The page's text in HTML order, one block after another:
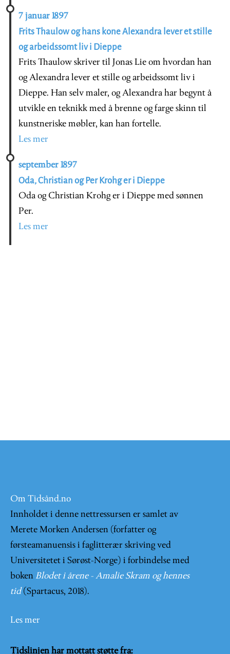
7 januar 1897
Frits Thaulow og hans kone Alexandra lever et stille
og arbeidssomt liv i Dieppe
Frits Thaulow skriver til Jonas Lie om hvordan han
og Alexandra lever et stille og arbeidssomt liv i
Dieppe. Han selv maler, og Alexandra har begynt å
utvikle en teknikk med å brenne og farge skinn til
kunstneriske møbler, kan han fortelle.
Les mer
september 1897
Oda, Christian og Per Krohg er i Dieppe
Oda og Christian Krohg er i Dieppe med sønnen
Per.
Les mer
Om Tidsånd.no
Innholdet i denne nettressursen er samlet av
Merete Morken Andersen (forfatter og
førsteamanuensis i faglitterær skriving ved
Universitetet i Sørøst-Norge) i forbindelse med
boken Blodet i årene - Amalie Skram og hennes
tid (Spartacus, 2018).
Les mer
Tidslinjen har mottatt støtte fra: